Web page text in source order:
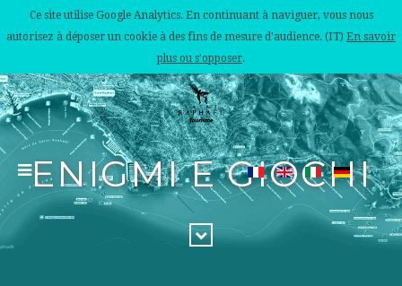
Ce site utilise Google Analytics. En continuant à naviguer, vous nous
autorisez à déposer un cookie à des fins de mesure d'audience. (IT) En savoir
plus ou s'opposer.
ENIGMI E GIOCHI